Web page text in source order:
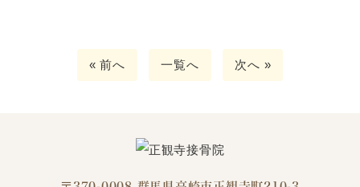
« 前へ 一覧へ 次へ »